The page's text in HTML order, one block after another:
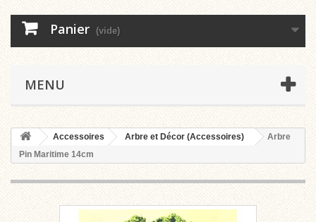
Panier (vide)
MENU
Accessoires Arbre et Décor (Accessoires)
Arbre
Pin Maritime 14cm